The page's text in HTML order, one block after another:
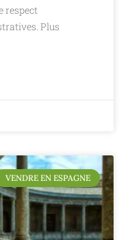
respect
Plus
VENDRE EN ESPAGNE